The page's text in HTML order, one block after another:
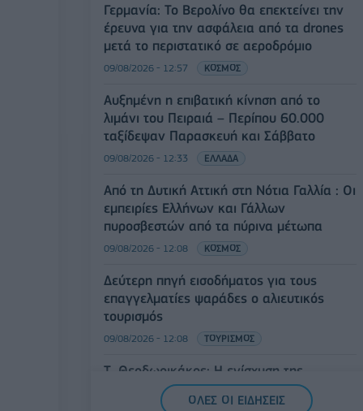
Γερμανία: Το Βερολίνο θα επεκτείνει την
έρευνα για την ασφάλεια από τα drones
μετά το περιστατικό σε αεροδρόμιο
09/08/2026 - 12:57 ΚΟΣΜΟΣ
Αυξημένη η επιβατική κίνηση από το
λιμάνι του Πειραιά – Περίπου 60.000
ταξίδεψαν Παρασκευή και Σάββατο
09/08/2026 - 12:33 ΕΛΛΑΔΑ
Από τη Δυτική Αττική στη Νότια Γαλλία : Οι
εμπειρίες Ελλήνων και Γάλλων
πυροσβεστών από τα πύρινα μέτωπα
09/08/2026 - 12:08 ΚΟΣΜΟΣ
Δεύτερη πηγή εισοδήματος για τους
επαγγελματίες ψαράδες ο αλιευτικός
τουρισμός
09/08/2026 - 12:08 ΤΟΥΡΙΣΜΟΣ
Τ. Θεοδωρικάκος: Η ενίσχυση της
βιομηχανίας διασφαλίζει την ανάπτυξη,
την ασφάλεια και καλύτερους μισθούς
ΟΛΕΣ ΟΙ ΕΙΔΗΣΕΙΣ